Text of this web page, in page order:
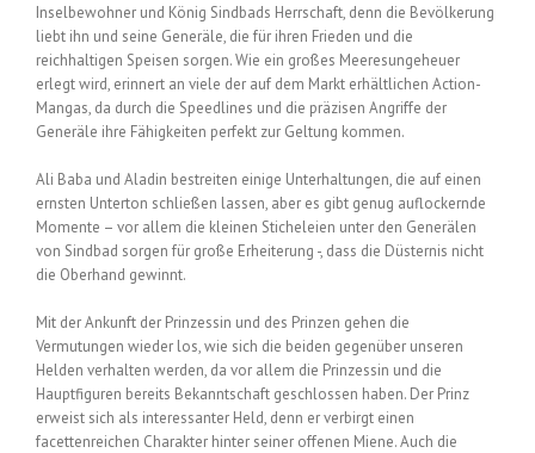
Inselbewohner und König Sindbads Herrschaft, denn die Bevölkerung
liebt ihn und seine Generäle, die für ihren Frieden und die
reichhaltigen Speisen sorgen. Wie ein großes Meeresungeheuer
erlegt wird, erinnert an viele der auf dem Markt erhältlichen Action-
Mangas, da durch die Speedlines und die präzisen Angriffe der
Generäle ihre Fähigkeiten perfekt zur Geltung kommen.
Ali Baba und Aladin bestreiten einige Unterhaltungen, die auf einen
ernsten Unterton schließen lassen, aber es gibt genug auflockernde
Momente – vor allem die kleinen Sticheleien unter den Generälen
von Sindbad sorgen für große Erheiterung -, dass die Düsternis nicht
die Oberhand gewinnt.
Mit der Ankunft der Prinzessin und des Prinzen gehen die
Vermutungen wieder los, wie sich die beiden gegenüber unseren
Helden verhalten werden, da vor allem die Prinzessin und die
Hauptfiguren bereits Bekanntschaft geschlossen haben. Der Prinz
erweist sich als interessanter Held, denn er verbirgt einen
facettenreichen Charakter hinter seiner offenen Miene. Auch die